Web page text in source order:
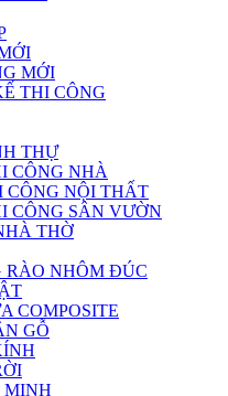
MỚI
THI CÔNG
THỰ
CÔNG NHÀ
CÔNG NỘI THẤT
CÔNG SÂN VƯỜN
THỜ
RÀO NHÔM ĐÚC
COMPOSITE
GỖ
MINH